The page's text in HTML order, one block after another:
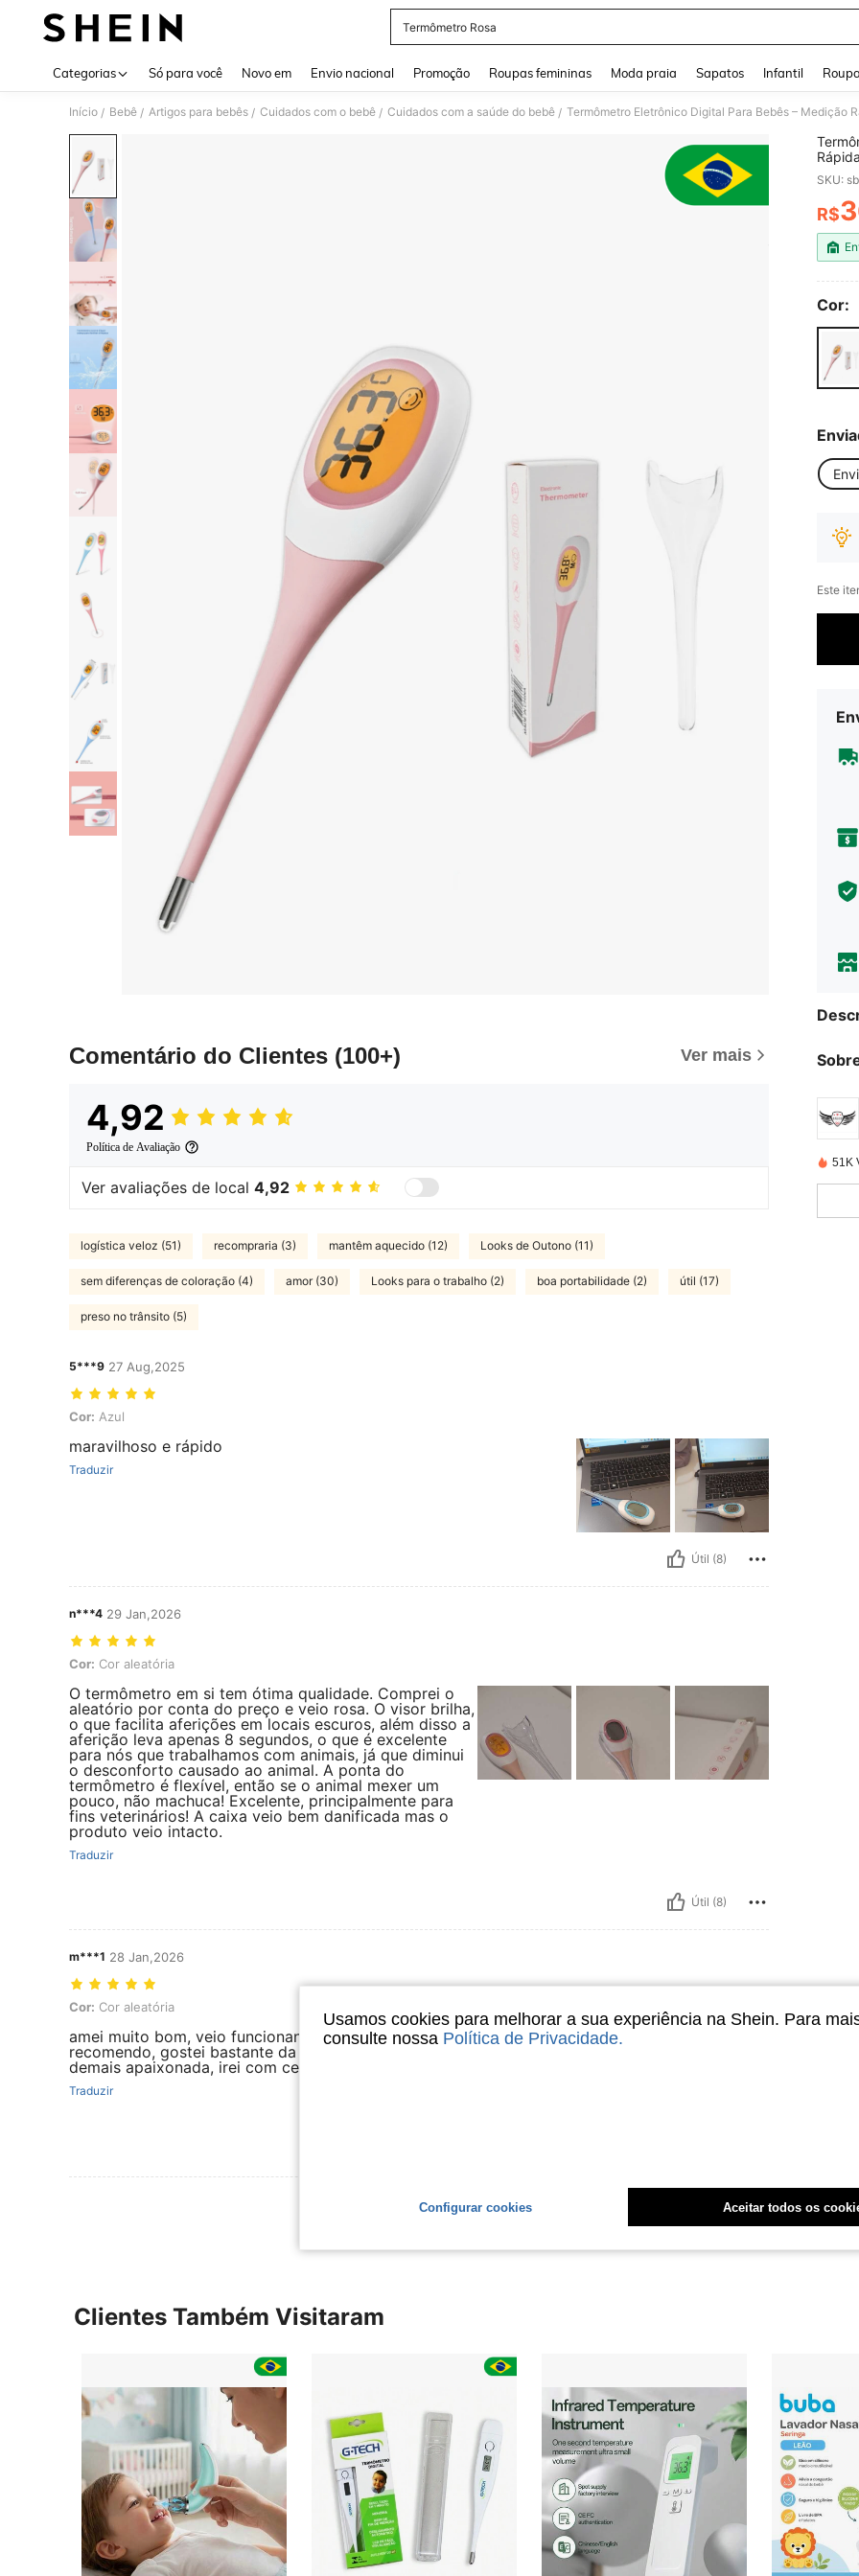
Termômetro Rosa
Categorias Só para você Novo em Envio nacional Promoção Roupas femininas Moda praia Sapatos Infantil
Início / Bebê / Artigos para bebês / Cuidados com o bebê / Cuidados com a saúde do bebê / Termômetro Eletrônico Digital Para Bebês – Medição
Comentário do Clientes (100+) Ver mais
4,92
Política de Avaliação
Ver avaliações de local 4,92
logística veloz (51) recompraria (3) mantêm aquecido (12) Looks de Outono (11)
sem diferenças de coloração (4) amor (30) Looks para o trabalho (2) boa portabilidade (2) útil (17)
preso no trânsito (5)
5***9 27 Aug,2025
Cor: Azul
Cor: Azul
maravilhoso e rápido
Traduzir
Útil (8)
n***4 29 Jan,2026
Cor: Cor aleatória
Cor: Cor aleatória
O termômetro em si tem ótima qualidade. Comprei o
aleatório por conta do preço e veio rosa. O visor brilha,
o que facilita aferições em locais escuros, além disso a
aferição leva apenas 8 segundos, o que é excelente
para nós que trabalhamos com animais, já que diminui
o desconforto causado ao animal. A ponta do
termômetro é flexível, então se o animal mexer um
pouco, não machuca! Excelente, principalmente para
fins veterinários! A caixa veio bem danificada mas o
produto veio intacto.
Traduzir
Útil (8)
m***1 28 Jan,2026
Cor: Cor aleatória
Cor: Cor aleatória
amei muito bom, veio funcionando direitinho super
recomendo, gostei bastante da cor perfeito perfeito
demais apaixonada, irei com certeza recomprar.
Traduzir
Ver Mais Avaliações
SKU:
R$
Cor:
Este
51K
Clientes Também Visitaram
Usamos cookies para melhorar a sua experiência na Shein. Para
consulte nossa Política de Privacidade.
Configurar cookies Aceitar todos os